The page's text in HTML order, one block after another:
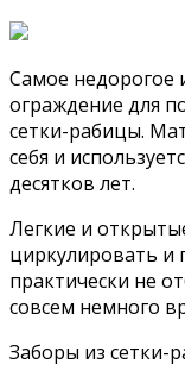
Самое недорогое
ограждение для
сетки-рабицы.
себя и
десятков лет.
Легкие и
циркулировать и
практически не
совсем немного
Заборы из сетки-